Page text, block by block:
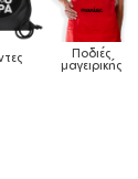
Phone Holders